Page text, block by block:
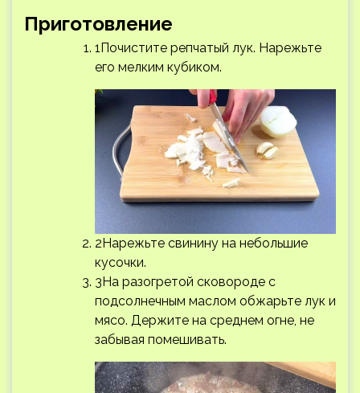
Приготовление
1Почистите репчатый лук. Нарежьте
его мелким кубиком.
2Нарежьте свинину на небольшие
кусочки.
3На разогретой сковороде с
подсолнечным маслом обжарьте лук и
мясо. Держите на среднем огне, не
забывая помешивать.